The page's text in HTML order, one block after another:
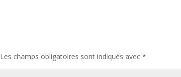
Les champs obligatoires sont indiqués avec*